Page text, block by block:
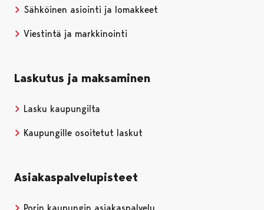
Sähköinen asiointi ja lomakkeet
Viestintä ja markkinointi
Laskutus ja maksaminen
Lasku kaupungilta
Kaupungille osoitetut laskut
Asiakaspalvelupisteet